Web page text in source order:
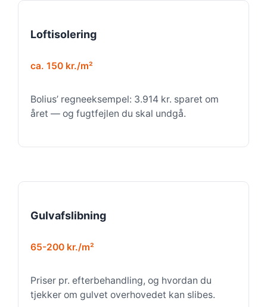
Loftisolering
ca. 150 kr./m²
Bolius’ regneeksempel: 3.914 kr. sparet om
året — og fugtfejlen du skal undgå.
Gulvafslibning
65-200 kr./m²
Priser pr. efterbehandling, og hvordan du
tjekker om gulvet overhovedet kan slibes.